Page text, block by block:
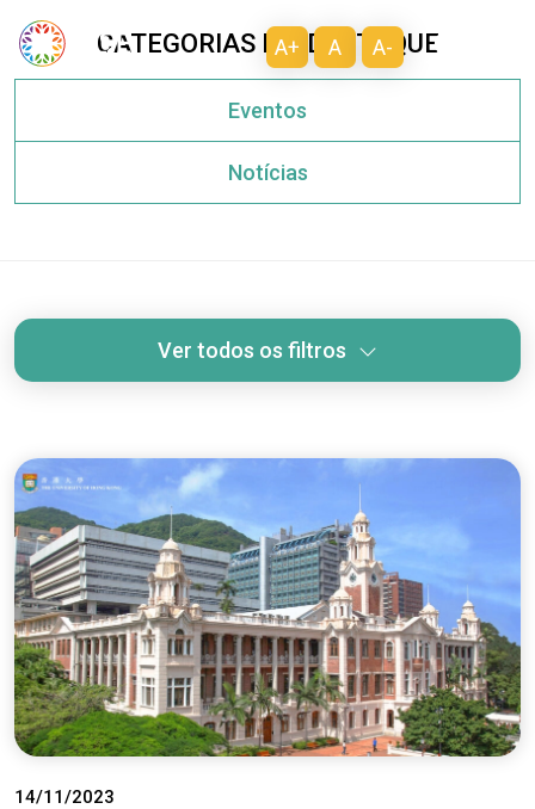
A+ A A-
CATEGORIAS EM DESTAQUE
Eventos
Notícias
Ver todos os filtros
14/11/2023